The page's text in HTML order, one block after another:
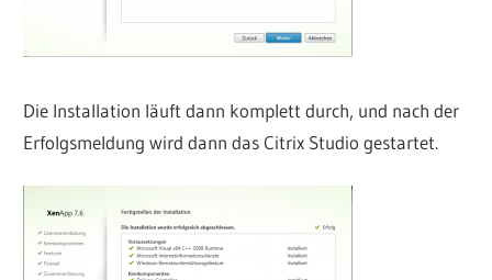
Die Installation läuft dann komplett durch, und nach der
Erfolgsmeldung wird dann das Citrix Studio gestartet.